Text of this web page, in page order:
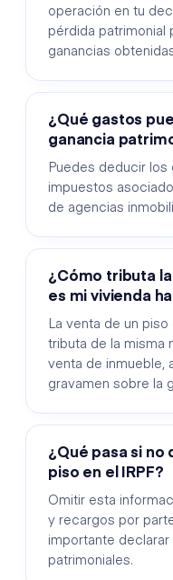
operación en tu
pérdida patrimonial
ganancias
¿Qué gastos
ganancia
Puedes deducir los
impuestos
de agencias
¿Cómo tributa
es mi vivienda
La venta de un piso
tributa de la misma
venta de inmueble,
gravamen sobre la
¿Qué pasa si no
piso en el IRPF?
Omitir esta
y recargos por
importante
patrimoniales.